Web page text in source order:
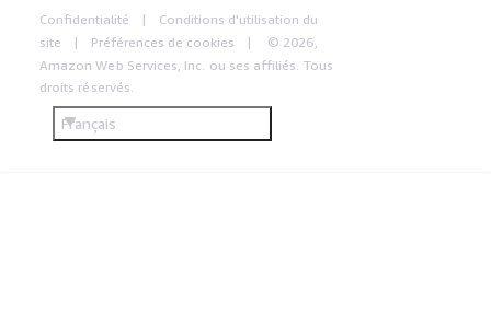
Confidentialité
Conditions d'utilisation du
site
Préférences de cookies
© 2026,
Amazon Web Services, Inc. ou ses affiliés. Tous
droits réservés.
Français